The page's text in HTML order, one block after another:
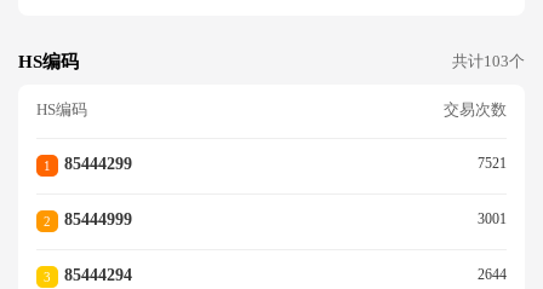
HS编码 共计103个
HS编码 交易次数
1 85444299 7521
2 85444999 3001
3 85444294 2644